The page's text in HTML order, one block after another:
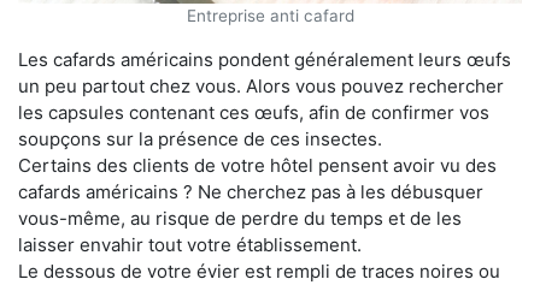
Entreprise anti cafard
Les cafards américains pondent généralement leurs œufs
un peu partout chez vous. Alors vous pouvez rechercher
les capsules contenant ces œufs, afin de confirmer vos
soupçons sur la présence de ces insectes.
Certains des clients de votre hôtel pensent avoir vu des
cafards américains ? Ne cherchez pas à les débusquer
vous-même, au risque de perdre du temps et de les
laisser envahir tout votre établissement.
Le dessous de votre évier est rempli de traces noires ou